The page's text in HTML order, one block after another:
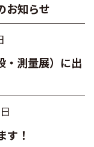
お知らせ
・測量展）に出
す！